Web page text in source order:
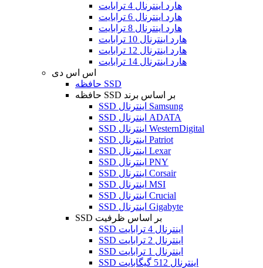
هارد اینترنال 4 ترابایت
هارد اینترنال 6 ترابایت
هارد اینترنال 8 ترابایت
هارد اینترنال 10 ترابایت
هارد اینترنال 12 ترابایت
هارد اینترنال 14 ترابایت
اس اس دی
حافظه SSD
حافظه SSD بر اساس برند
SSD اینترنال Samsung
SSD اینترنال ADATA
SSD اینترنال WesternDigital
SSD اینترنال Patriot
SSD اینترنال Lexar
SSD اینترنال PNY
SSD اینترنال Corsair
SSD اینترنال MSI
SSD اینترنال Crucial
SSD اینترنال Gigabyte
SSD بر اساس ظرفیت
SSD اینترنال 4 ترابایت
SSD اینترنال 2 ترابایت
SSD اینترنال 1 ترابایت
SSD اینترنال 512 گیگابایت